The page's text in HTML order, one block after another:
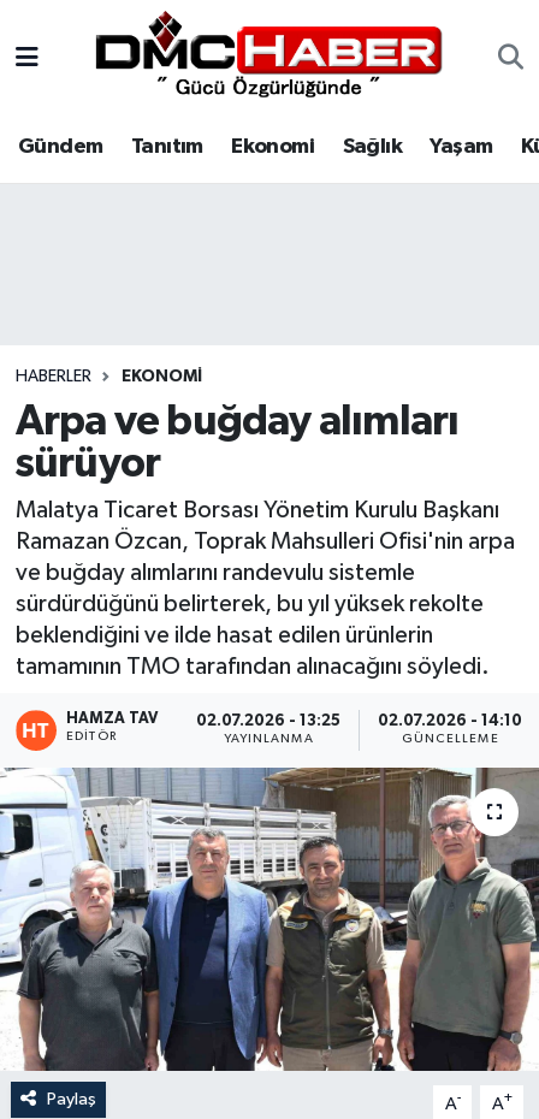
Gündem Tanıtım Ekonomi Sağlık Yaşam
HABERLER EKONOMI
Arpa ve buğday alımları
sürüyor
Malatya Ticaret Borsası Yönetim Kurulu Başkanı
Ramazan Özcan, Toprak Mahsulleri Ofisi'nin arpa
ve buğday alımlarını randevulu sistemle
sürdürdüğünü belirterek, bu yıl yüksek rekolte
beklendiğini ve ilde hasat edilen ürünlerin
tamamının TMO tarafından alınacağını söyledi.
HAMZA TAV
EDITÖR
02.07.2026 - 13:25
YAYINLANMA
02.07.2026 - 14:10
GÜNCELLEME
Paylaş A- A+
Tanıtım
Spor
Siyaset
Eğitim
Teknoloji
Resmi İlan
Nöbetçi Eczaneler
Hava Durumu
Haber Arşivi